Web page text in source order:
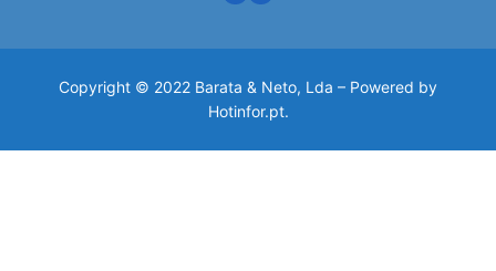
Copyright © 2022 Barata & Neto, Lda – Powered by
Hotinfor.pt.